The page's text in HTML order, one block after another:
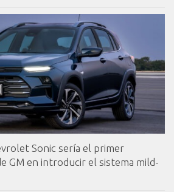
Sonic sería el primer
GM en introducir el sistema mild-